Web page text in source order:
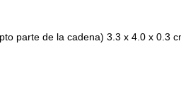
parte de la cadena) 3.3 x 4.0 x